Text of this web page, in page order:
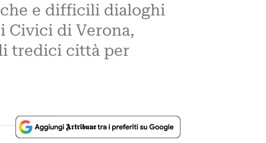
e difficili dialoghi
Civici di Verona,
tredici città per